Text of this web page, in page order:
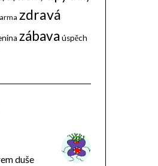
zdravá
zábava úspěch
duše